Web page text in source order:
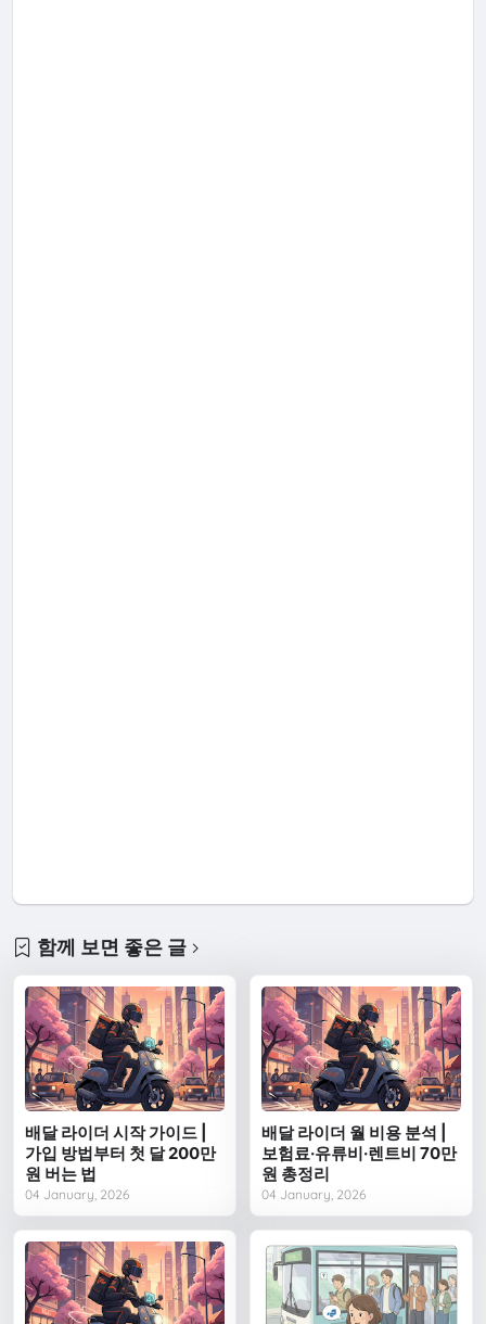
함께 보면 좋은 글
배달 라이더 시작 가이드 |
가입 방법부터 첫 달 200만
원 버는 법
04 January, 2026
배달 라이더 월 비용 분석 |
보험료·유류비·렌트비 70만
원 총정리
04 January, 2026